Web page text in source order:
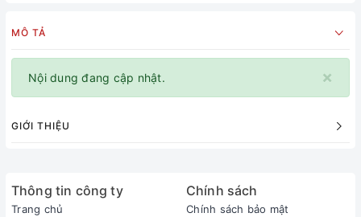
MÔ TẢ
×
Nội dung đang cập nhật.
GIỚI THIỆU
Thông tin công ty
Trang chủ
Chính sách
Chính sách bảo mật